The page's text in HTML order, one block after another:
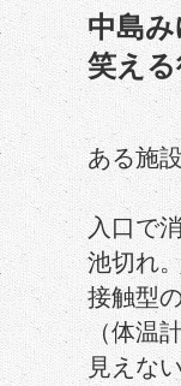
中島
笑え
ある施
入口で
池切れ
接触型
（体温
見えな